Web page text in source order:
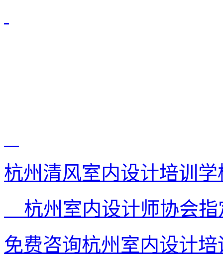
杭州清风室内设计培训学
杭州室内设计师协会
免费咨询杭州室内设计